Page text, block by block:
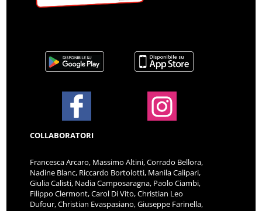
COLLABORATORI
Francesca Arcaro, Massimo Altini, Corrado Bellora,
Nadine Blanc, Riccardo Bortolotti, Manila Calipari,
Giulia Calisti, Nadia Camposaragna, Paolo Ciambi,
Filippo Clermont, Carol Di Vito, Christian Leo
Dufour, Christian Evaspasiano, Giuseppe Farinella,